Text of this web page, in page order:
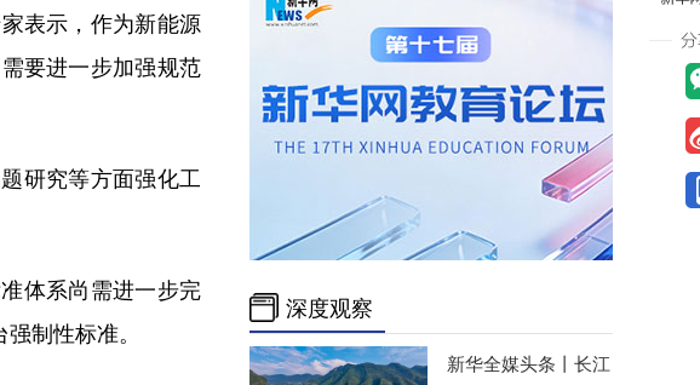
表示，作为新能源
要进一步加强规范
研究等方面强化工
体系尚需进一步完
制性标准。
深度观察
新华全媒头条丨 长江